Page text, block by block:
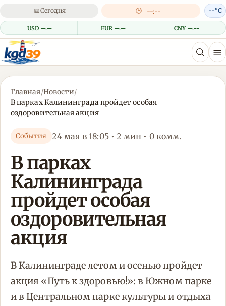
📅Сегодня 🕒 --:--
USD --.-- EUR --.-- CNY --.--
--°C
Главная/Новости/
В парках Калининграда пройдет особая
оздоровительная акция
События 24 мая в 18:05 • 2 мин • 0 комм.
В парках
Калининграда
пройдет особая
оздоровительная
акция
В Калининграде летом и осенью пройдет
акция «Путь к здоровью!»: в Южном парке
и в Центральном парке культуры и отдыха